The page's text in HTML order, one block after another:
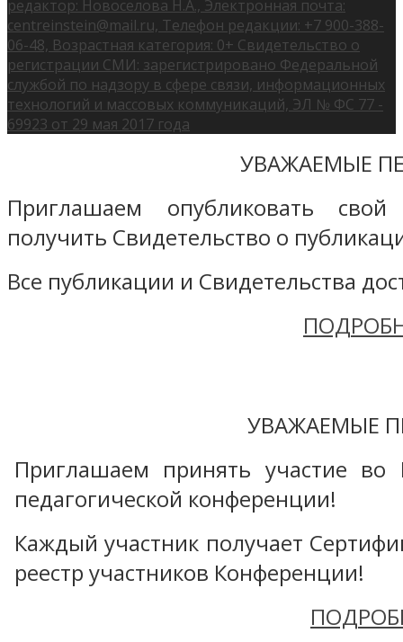
редактор: Новоселова Н.А., Электронная почта:
centreinstein@mail.ru, Телефон редакции: +7 900-388-
06-48, Возрастная категория: 0+ Свидетельство о
регистрации СМИ: зарегистрировано Федеральной
службой по надзору в сфере связи, информационных
технологий и массовых коммуникаций, ЭЛ № ФС 77 -
69923 от 29 мая 2017 года
УВАЖАЕМЫЕ
Приглашаем опубликовать
получить Свидетельство о
Все публикации и Свидетельства
УВАЖАЕМЫЕ
Приглашаем принять участие во
педагогической конференции!
Каждый участник получает
реестр участников Конференции!